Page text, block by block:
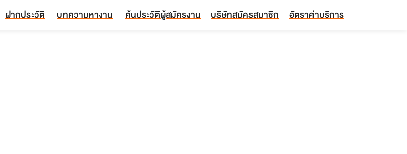
ฝากประวัติ บทความหางาน ค้นประวัติผู้สมัครงาน บริษัทสมัครสมาชิก อัตราค่าบริการ